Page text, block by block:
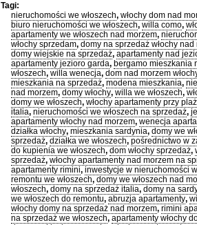
Tagi:
nieruchomości we włoszech, włochy dom nad
biuro nieruchomości we włoszech, willa como,
apartamenty we włoszech nad morzem,
włochy sprzedam, domy na sprzedaż włochy nad
domy wiejskie na sprzedaż, apartamenty nad
apartamenty jezioro garda, bergamo mieszkania
włoszech, willa wenecja, dom nad morzem
mieszkania na sprzedaż, modena mieszkania,
nad morzem, domy włochy, willa we włoszech,
domy we włoszech, włochy apartamenty przy
italia, nieruchomości we włoszech na sprzedaż,
apartamenty włochy nad morzem, wenecja
działka włochy, mieszkania sardynia, domy we
sprzedaż, działka we włoszech, pośrednictwo w
do kupienia we włoszech, dom włochy sprzedaż,
sprzedaż, włochy apartamenty nad morzem na
apartamenty rimini, inwestycje w nieruchomości
remontu we włoszech, domy we włoszech nad
włoszech, domy na sprzedaż italia, domy na
we włoszech do remontu, abruzja apartamenty,
włochy domy na sprzedaż nad morzem, rimini
na sprzedaż we włoszech, apartamenty włochy